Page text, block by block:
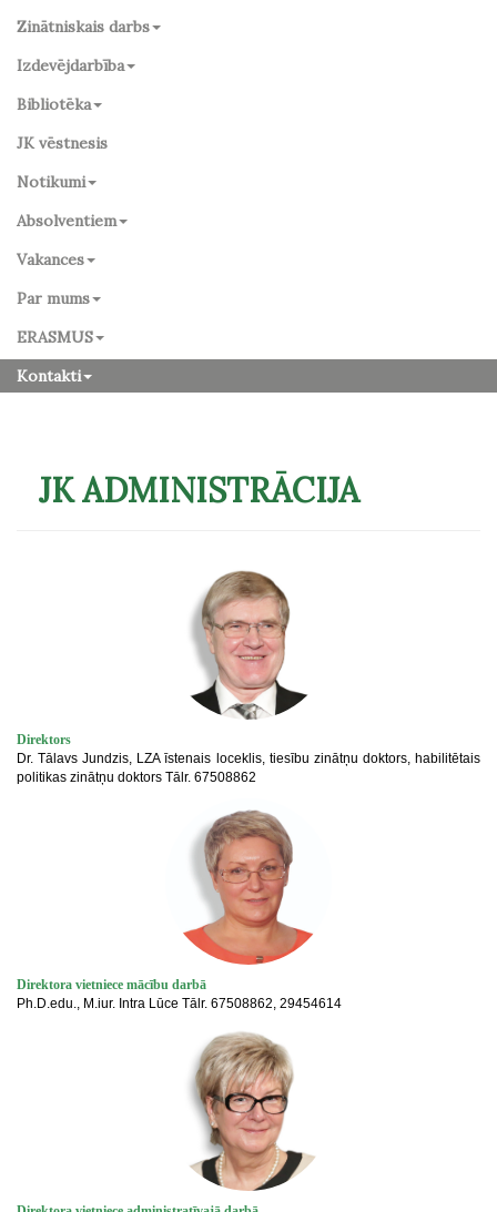
Zinātniskais darbs
Izdevējdarbība
Bibliotēka
JK vēstnesis
Notikumi
Absolventiem
Vakances
Par mums
ERASMUS
Kontakti
JK ADMINISTRĀCIJA
Direktors
Dr. Tālavs Jundzis, LZA īstenais loceklis, tiesību zinātņu doktors, habilitētais
politikas zinātņu doktors Tālr. 67508862
Direktora vietniece mācību darbā
Ph.D.edu., M.iur. Intra Lūce Tālr. 67508862, 29454614